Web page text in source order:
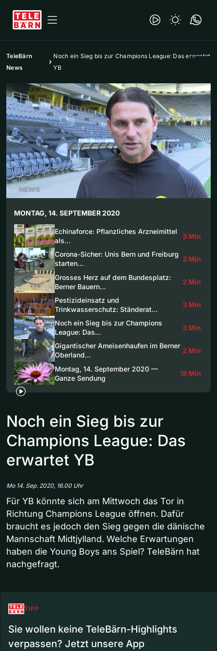
TeleBärn
News
Noch ein Sieg bis zur Champions League: Das erwartet
YB
MONTAG, 14. SEPTEMBER 2020
Echinaforce: Pflanzliches Arzneimittel
als…
3 Min
Corona-Sicher: Unis Bern und Freiburg
starten…
3 Min
Grosses Herz auf dem Bundesplatz:
Berner Bauern…
2 Min
Pestizideinsatz und
Trinkwasserschutz: Ständerat…
3 Min
Noch ein Sieg bis zur Champions
League: Das…
3 Min
Gigantischer Ameisenhaufen im Berner
Oberland…
2 Min
Montag, 14. September 2020 —
Ganze Sendung
18 Min
Noch ein Sieg bis zur
Champions League: Das
erwartet YB
Mo 14. Sep. 2020, 16.00 Uhr
Für YB könnte sich am Mittwoch das Tor in
Richtung Champions League öffnen. Dafür
braucht es jedoch den Sieg gegen die dänische
Mannschaft Midtjylland. Welche Erwartungen
haben die Young Boys ans Spiel? TeleBärn hat
nachgefragt.
TIPP
Sie wollen keine TeleBärn-Highlights
verpassen? Jetzt unsere App